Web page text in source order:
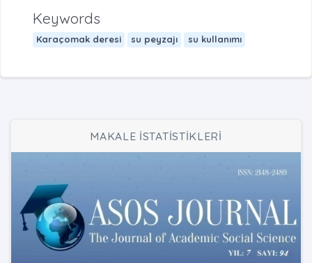
Keywords
Karaçomak deresi su peyzajı su kullanımı
MAKALE İSTATİSTİKLERİ